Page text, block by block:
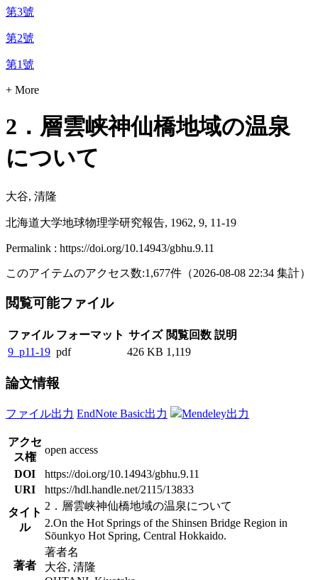
第3號
第2號
第1號
+ More
2．層雲峡神仙橋地域の温泉
について
大谷, 清隆
北海道大学地球物理学研究報告, 1962, 9, 11-19
Permalink : https://doi.org/10.14943/gbhu.9.11
このアイテムのアクセス数:1,677件 （2026-08-08 22:34 集計）
閲覧可能ファイル
ファイル フォーマット サイズ 閲覧回数 説明
9_p11-19 pdf 426 KB 1,119
論文情報
ファイル出力 EndNote Basic出力 Mendeley出力
アクセ
ス権
open access
DOI
https://doi.org/10.14943/gbhu.9.11
URI
https://hdl.handle.net/2115/13833
タイト
ル
2．層雲峡神仙橋地域の温泉について
2.On the Hot Springs of the Shinsen Bridge Region in
Sōunkyo Hot Spring, Central Hokkaido.
著者
著者名
大谷, 清隆